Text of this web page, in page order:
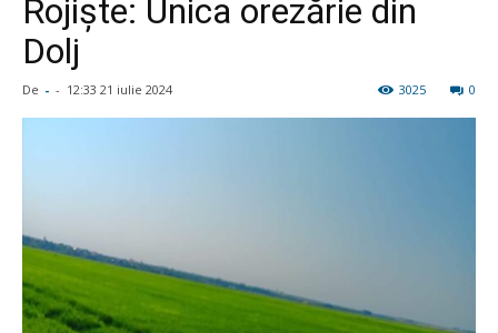
Rojişte: Unica orezărie din
Dolj
De - - 12:33 21 iulie 2024 0
3025